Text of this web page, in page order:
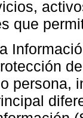
que
persona,